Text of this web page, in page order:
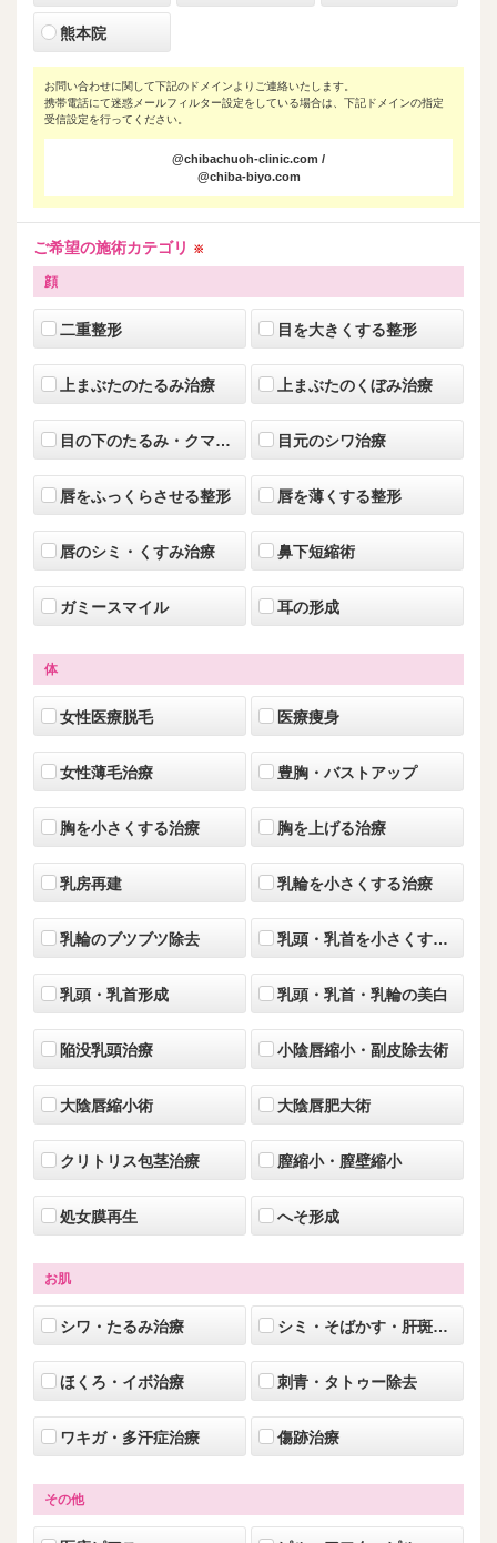
熊本院
お問い合わせに関して下記のドメインよりご連絡いたします。
携帯電話にて迷惑メールフィルター設定をしている場合は、下記ドメインの指定
受信設定を行ってください。
@chibachuoh-clinic.com /
@chiba-biyo.com
ご希望の施術カテゴリ ※
顔
二重整形 目を大きくする整形
上まぶたのたるみ治療 上まぶたのくぼみ治療
目の下のたるみ・クマ治療 目元のシワ治療
唇をふっくらさせる整形 唇を薄くする整形
唇のシミ・くすみ治療 鼻下短縮術
ガミースマイル 耳の形成
体
女性医療脱毛 医療痩身
女性薄毛治療 豊胸・バストアップ
胸を小さくする治療 胸を上げる治療
乳房再建 乳輪を小さくする治療
乳輪のブツブツ除去 乳頭・乳首を小さくする治療
乳頭・乳首形成 乳頭・乳首・乳輪の美白
陥没乳頭治療 小陰唇縮小・副皮除去術
大陰唇縮小術 大陰唇肥大術
クリトリス包茎治療 膣縮小・膣壁縮小
処女膜再生 へそ形成
お肌
シワ・たるみ治療 シミ・そばかす・肝斑・美肌治療
ほくろ・イボ治療 刺青・タトゥー除去
ワキガ・多汗症治療 傷跡治療
その他